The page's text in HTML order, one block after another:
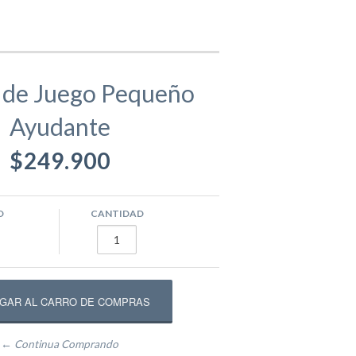
Equipamento Deportivo para Plazas
Juego Pequeño
Ayudante
$249.900
CANTIDAD
← Continua Comprando